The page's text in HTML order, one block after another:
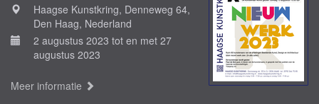
Haagse Kunstkring, Denneweg 64,
Den Haag, Nederland
2 augustus 2023 tot en met 27
augustus 2023
Meer informatie